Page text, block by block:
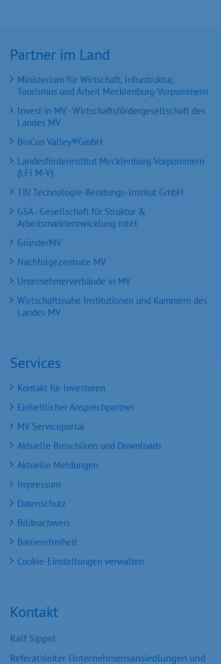
Partner im Land
Ministerium für Wirtschaft, Infrastruktur,
Tourismus und Arbeit Mecklenburg-Vorpommern
Invest in MV - Wirtschaftsfördergesellschaft des
Landes MV
BioCon Valley®GmbH
Landesförderinstitut Mecklenburg-Vorpommern
(LFI M-V)
TBI Technologie-Beratungs-Institut GmbH
GSA - Gesellschaft für Struktur &
Arbeitsmarktentwicklung mbH
GründerMV
Nachfolgezentrale MV
Unternehmerverbände in MV
Wirtschaftsnahe Institutionen und Kammern des
Landes MV
Services
Kontakt für Investoren
Einheitlicher Ansprechpartner
MV Serviceportal
Aktuelle Broschüren und Downloads
Aktuelle Meldungen
Impressum
Datenschutz
Bildnachweis
Barrierefreiheit
Cookie-Einstellungen verwalten
Kontakt
Ralf Sippel
Referatsleiter Unternehmensansiedlungen und